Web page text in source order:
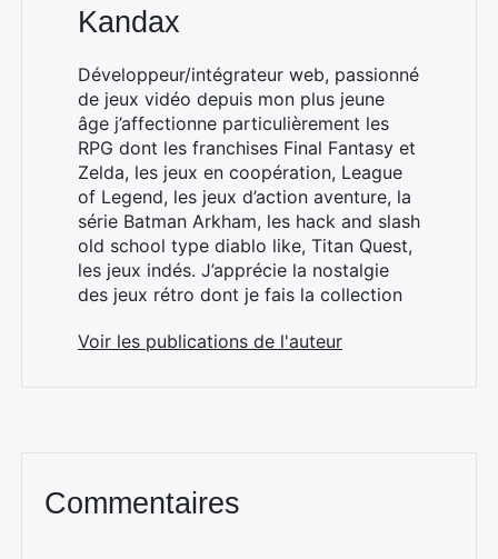
Kandax
Développeur/intégrateur web, passionné
de jeux vidéo depuis mon plus jeune
âge j’affectionne particulièrement les
RPG dont les franchises Final Fantasy et
Zelda, les jeux en coopération, League
of Legend, les jeux d’action aventure, la
série Batman Arkham, les hack and slash
old school type diablo like, Titan Quest,
les jeux indés. J’apprécie la nostalgie
des jeux rétro dont je fais la collection
Voir les publications de l'auteur
Commentaires